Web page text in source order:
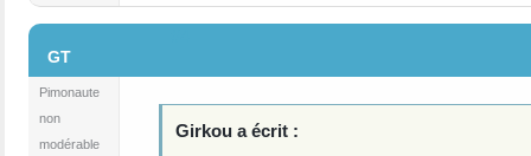
GT
Pimonaute
non
modérable
Girkou a écrit :